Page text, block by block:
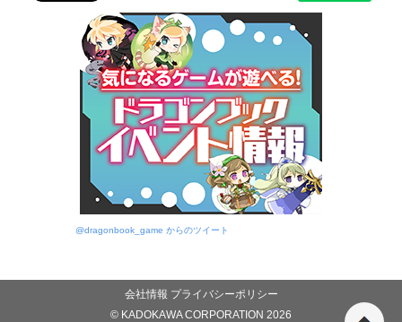
@dragonbook_game からのツイート
会社情報 プライバシーポリシー
© KADOKAWA CORPORATION 2026